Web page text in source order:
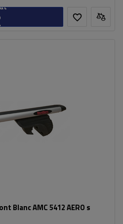
Blanc AMC 5412 AERO s